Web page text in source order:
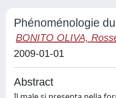
Phénoménologie
BONITO OLIVA,
2009-01-01
Abstract